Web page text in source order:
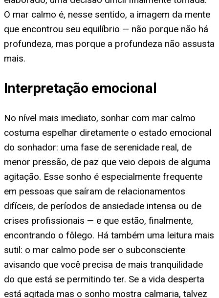
O mar calmo é, nesse sentido, a imagem da mente
que encontrou seu equilíbrio — não porque não há
profundeza, mas porque a profundeza não assusta
mais.
Interpretação emocional
No nível mais imediato, sonhar com mar calmo
costuma espelhar diretamente o estado emocional
do sonhador: uma fase de serenidade real, de
menor pressão, de paz que veio depois de alguma
agitação. Esse sonho é especialmente frequente
em pessoas que saíram de relacionamentos
difíceis, de períodos de ansiedade intensa ou de
crises profissionais — e que estão, finalmente,
encontrando o fôlego. Há também uma leitura mais
sutil: o mar calmo pode ser o subconsciente
avisando que você precisa de mais tranquilidade
do que está se permitindo ter. Se a vida desperta
está agitada mas o sonho mostra calmaria, talvez